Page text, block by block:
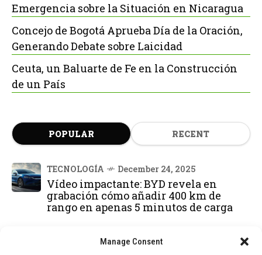
Manage Consent
Emergencia sobre la Situación en Nicaragua
Concejo de Bogotá Aprueba Día de la Oración,
Generando Debate sobre Laicidad
Ceuta, un Baluarte de Fe en la Construcción
de un País
POPULAR RECENT
TECNOLOGÍA December 24, 2025
Vídeo impactante: BYD revela en
grabación cómo añadir 400 km de
rango en apenas 5 minutos de carga
TECNOLOGÍA February 9, 2026